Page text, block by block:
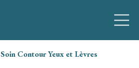
Soin Contour Yeux et Lèvres